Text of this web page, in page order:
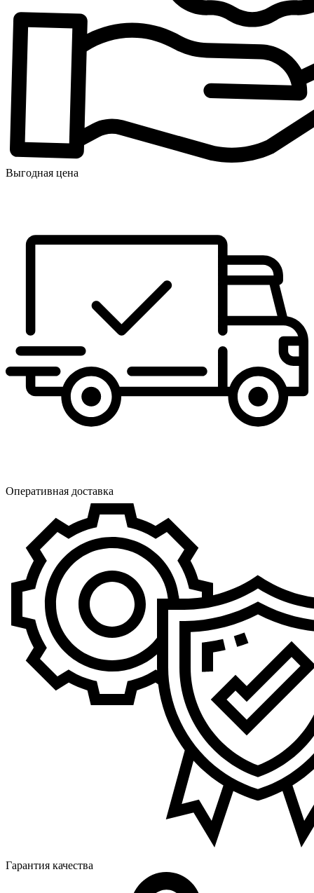
Выгодная цена
Оперативная доставка
Гарантия качества